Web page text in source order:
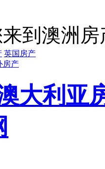
到澳洲房
英国房产
房产